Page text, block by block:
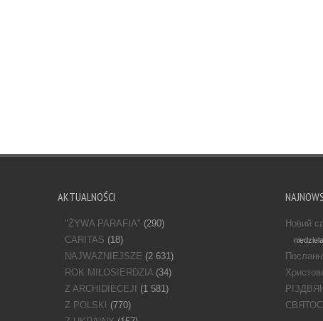
AKTUALNOŚCI
"ŻYWA PARAFIA" (290)
CARITAS (18)
NAJWAŻNIEJSZE (2 631)
ROK MIŁOSIERDZIA(34)
Z ARCHIDIECEJI (1 581)
Z POLSKI (770)
Новий